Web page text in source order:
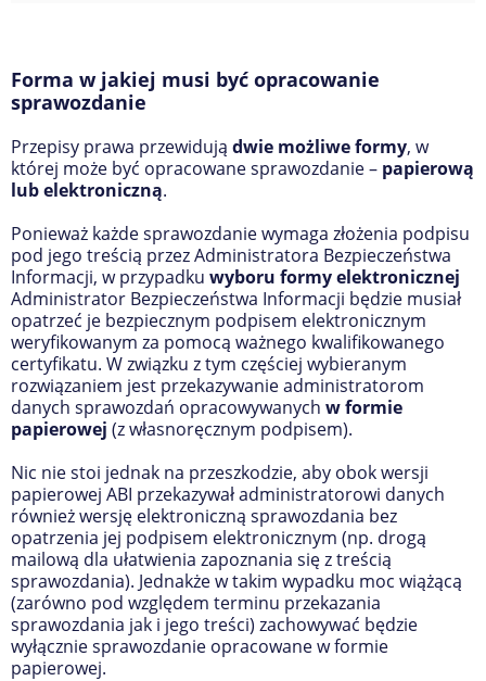
Forma w jakiej musi być opracowanie
sprawozdanie
Przepisy prawa przewidują dwie możliwe formy, w
której może być opracowane sprawozdanie – papierową
lub elektroniczną.
Ponieważ każde sprawozdanie wymaga złożenia podpisu
pod jego treścią przez Administratora Bezpieczeństwa
Informacji, w przypadku wyboru formy elektronicznej
Administrator Bezpieczeństwa Informacji będzie musiał
opatrzeć je bezpiecznym podpisem elektronicznym
weryfikowanym za pomocą ważnego kwalifikowanego
certyfikatu. W związku z tym częściej wybieranym
rozwiązaniem jest przekazywanie administratorom
danych sprawozdań opracowywanych w formie
papierowej (z własnoręcznym podpisem).
Nic nie stoi jednak na przeszkodzie, aby obok wersji
papierowej ABI przekazywał administratorowi danych
również wersję elektroniczną sprawozdania bez
opatrzenia jej podpisem elektronicznym (np. drogą
mailową dla ułatwienia zapoznania się z treścią
sprawozdania). Jednakże w takim wypadku moc wiążącą
(zarówno pod względem terminu przekazania
sprawozdania jak i jego treści) zachowywać będzie
wyłącznie sprawozdanie opracowane w formie
papierowej.